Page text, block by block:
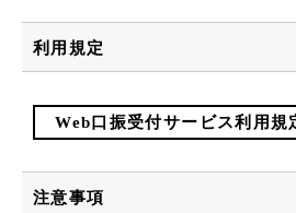
利用規定
Web口振受付サービス利用規
注意事項